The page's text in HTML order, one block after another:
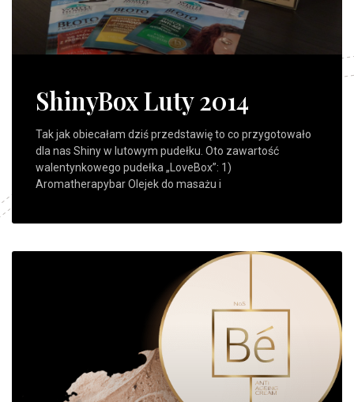
ShinyBox Luty 2014
Tak jak obiecałam dziś przedstawię to co przygotowało
dla nas Shiny w lutowym pudełku. Oto zawartość
walentynkowego pudełka „LoveBox”: 1)
Aromatherapybar Olejek do masażu i